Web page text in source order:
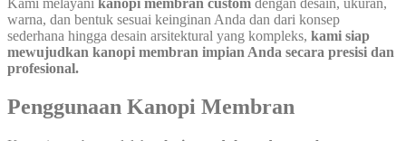
warna, dan bentuk sesuai keinginan Anda dan dari konsep
sederhana hingga desain arsitektural yang kompleks, kami siap
mewujudkan kanopi membran impian Anda secara presisi dan
profesional.
Penggunaan Kanopi Membran